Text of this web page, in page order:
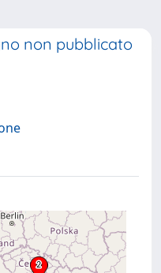
non pubblicato